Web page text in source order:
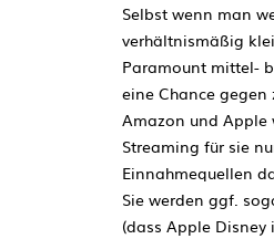
Selbst wenn man
verhältnismäßig
Paramount mittel-
eine Chance gegen
Amazon und Apple
Streaming für sie
Einnahmequellen
Sie werden ggf.
(dass Apple